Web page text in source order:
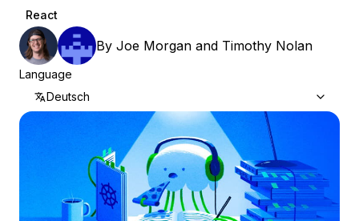
React
By Joe Morgan and Timothy Nolan
Language
Deutsch